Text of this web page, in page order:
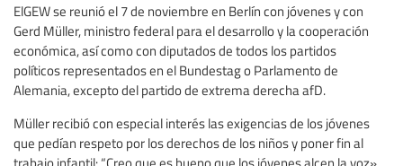
ElGEW se reunió el 7 de noviembre en Berlín con jóvenes y con
Gerd Müller, ministro federal para el desarrollo y la cooperación
económica, así como con diputados de todos los partidos
políticos representados en el Bundestag o Parlamento de
Alemania, excepto del partido de extrema derecha afD.
Müller recibió con especial interés las exigencias de los jóvenes
que pedían respeto por los derechos de los niños y poner fin al
trabajo infantil: “Creo que es bueno que los jóvenes alcen la voz».